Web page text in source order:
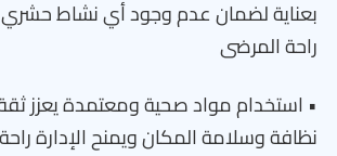
بعناية لضمان عدم وجود أي نشاط حشري
راحة المرضى
• استخدام مواد صحية ومعتمدة يعزز
نظافة وسلامة المكان ويمنح الإدارة